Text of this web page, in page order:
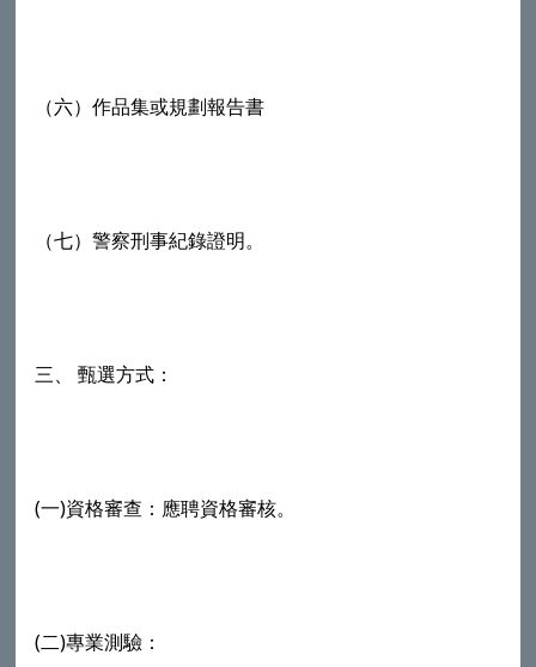
（六）作品集或規劃報告書
（七）警察刑事紀錄證明。
三、 甄選方式：
(一)資格審查：應聘資格審核。
(二)專業測驗：